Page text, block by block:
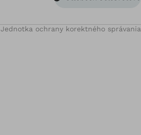
Jednotka ochrany korektného správania